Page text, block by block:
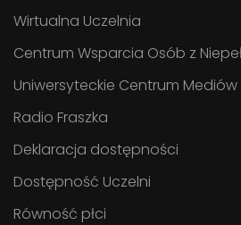
Wirtualna Uczelnia
Centrum Wsparcia Osób z
Uniwersyteckie Centrum Mediów
Radio Fraszka
Deklaracja dostępności
Dostępność Uczelni
Równość płci